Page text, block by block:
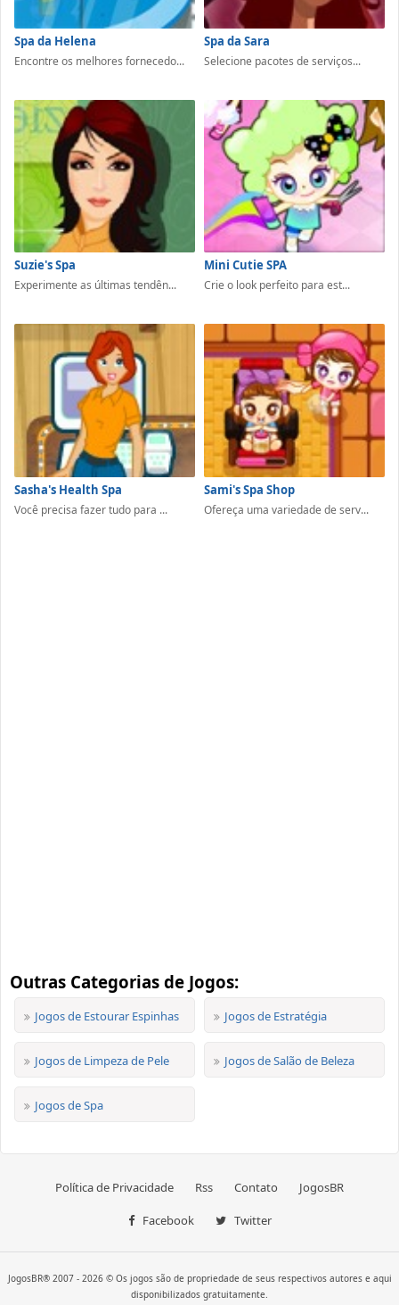
Spa da Helena
Encontre os melhores fornecedo...
Spa da Sara
Selecione pacotes de serviços...
Suzie's Spa
Experimente as últimas tendên...
Mini Cutie SPA
Crie o look perfeito para est...
Sasha's Health Spa
Você precisa fazer tudo para ...
Sami's Spa Shop
Ofereça uma variedade de serv...
Outras Categorias de Jogos:
Jogos de Estourar Espinhas Jogos de Estratégia
Jogos de Limpeza de Pele Jogos de Salão de Beleza
Jogos de Spa
Política de Privacidade Rss Contato JogosBR
Facebook Twitter
JogosBR® 2007 - 2026 © Os jogos são de propriedade de seus respectivos autores e aqui
disponibilizados gratuitamente.